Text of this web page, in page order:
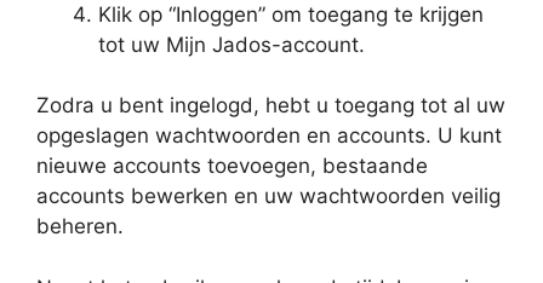
Klik op “Inloggen” om toegang te krijgen
tot uw Mijn Jados-account.
Zodra u bent ingelogd, hebt u toegang tot al uw
opgeslagen wachtwoorden en accounts. U kunt
nieuwe accounts toevoegen, bestaande
accounts bewerken en uw wachtwoorden veilig
beheren.